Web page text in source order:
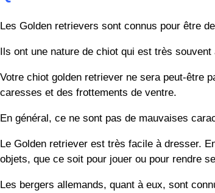
Les Golden retrievers sont connus pour être
Ils ont une nature de chiot qui est très
Votre chiot golden retriever ne sera peut-être
caresses et des frottements de ventre.
En général, ce ne sont pas de mauvaises
Le Golden retriever est très facile à dresser.
objets, que ce soit pour jouer ou pour rendre
Les bergers allemands, quant à eux, sont